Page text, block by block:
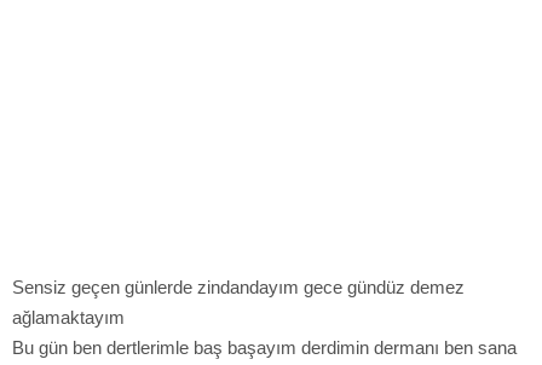
Sensiz geçen günlerde zindandayım gece gündüz demez
ağlamaktayım
Bu gün ben dertlerimle baş başayım derdimin dermanı ben sana